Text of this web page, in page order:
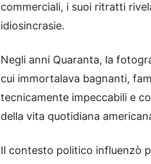
commerciali, i suoi ritratti
idiosincrasie.
Negli anni Quaranta, la
cui immortalava bagnanti,
tecnicamente impeccabili e
della vita quotidiana
Il contesto politico influenzò